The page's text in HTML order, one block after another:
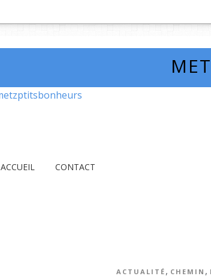
ACCUEIL CONTACT
ACTUALITÉ , CHEMIN ,